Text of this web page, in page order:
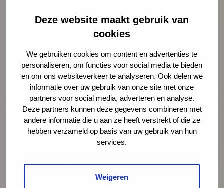
Deze website maakt gebruik van
cookies
We gebruiken cookies om content en advertenties te
personaliseren, om functies voor social media te bieden
en om ons websiteverkeer te analyseren. Ook delen we
informatie over uw gebruik van onze site met onze
partners voor social media, adverteren en analyse.
Deze partners kunnen deze gegevens combineren met
andere informatie die u aan ze heeft verstrekt of die ze
hebben verzameld op basis van uw gebruik van hun
services.
Weigeren
2026: 8 nieuwe en herziene
richtlijnen gepubliceerd
Na de publicatie van de herziene JGZ-
richtlijn Kindermishandeling en de nieuwe
JGZ-richtlijn Mondzorg in juli 2025 zijn nog
zes JGZ-richtlijnen verschenen. In dit bericht
zetten we ze op een rij en blikken we
vooruit op de publicaties die tot medio 2027
worden verwacht.
Lees meer